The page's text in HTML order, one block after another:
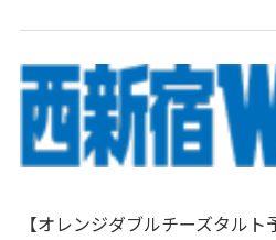
【オレンジダブルチーズタルト